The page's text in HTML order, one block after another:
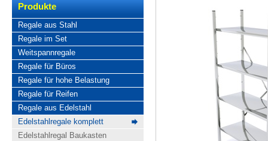
Produkte
Regale aus Stahl
Regale im Set
Weitspannregale
Regale für Büros
Regale für hohe Belastung
Regale für Reifen
Regale aus Edelstahl
Edelstahlregale komplett
Edelstahlregal Baukasten